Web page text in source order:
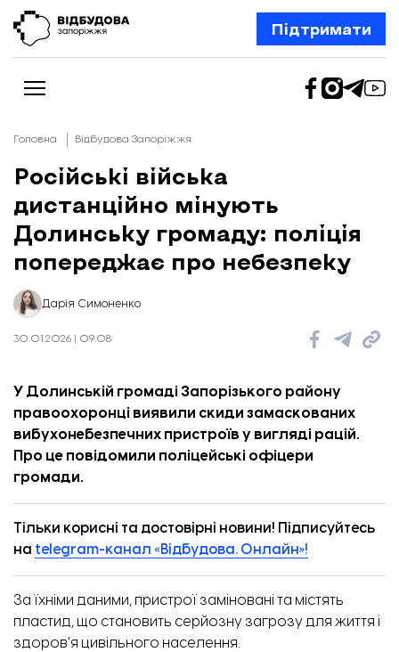
Підтримати
Новини
Відбудова Запоріжжя
Ексклюзив
Бізнес
Шлях додому
Колонки
Про нас
Редакційна політика
Головна Відбудова Запоріжжя
Російські війська
дистанційно мінують
Долинську громаду: поліція
попереджає про небезпеку
Дарія Симоненко
30.01.2026 | 09:08
У Долинській громаді Запорізького району
правоохоронці виявили скиди замаскованих
вибухонебезпечних пристроїв у вигляді рацій.
Про це повідомили поліцейські офіцери
громади.
Тільки корисні та достовірні новини! Підписуйтесь
на telegram-канал «Відбудова. Онлайн»!
За їхніми даними, пристрої заміновані та містять
пластид, що становить серйозну загрозу для життя і
здоров’я цивільного населення.